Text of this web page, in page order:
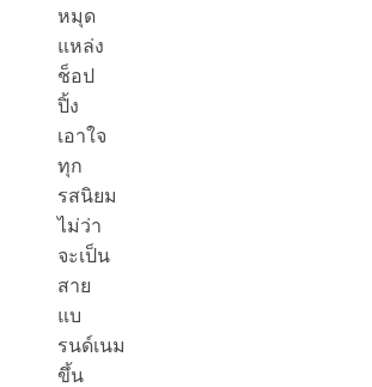
หมุด
แหล่ง
ช็อป
ปิ้ง
เอาใจ
ทุก
รสนิยม
ไม่ว่า
จะเป็น
สาย
แบ
รนด์เนม
ขึ้น